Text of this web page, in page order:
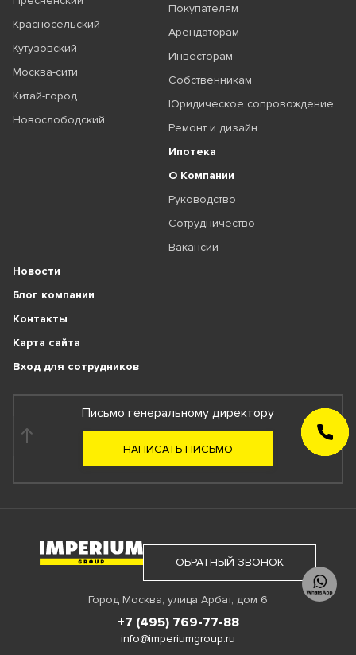
Красносельский
Кутузовский
Москва-сити
Китай-город
Новослободский
Покупателям
Арендаторам
Инвесторам
Собственникам
Юридическое сопровождение
Ремонт и дизайн
Ипотека
О Компании
Руководство
Сотрудничество
Вакансии
Новости
Блог компании
Контакты
Карта сайта
Вход для сотрудников
Письмо генеральному директору
НАПИСАТЬ ПИСЬМО
ЗАКАЗАТЬ
ЗВОНОК
ОБРАТНЫЙ ЗВОНОК
Город Москва, улица Арбат, дом 6
+7 (495) 769-77-88
info@imperiumgroup.ru